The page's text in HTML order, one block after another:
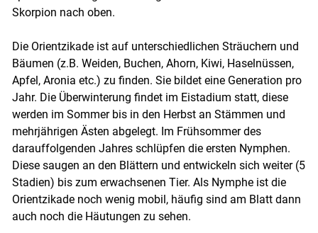
Skorpion nach oben.
Die Orientzikade ist auf unterschiedlichen Sträuchern und
Bäumen (z.B. Weiden, Buchen, Ahorn, Kiwi, Haselnüssen,
Apfel, Aronia etc.) zu finden. Sie bildet eine Generation pro
Jahr. Die Überwinterung findet im Eistadium statt, diese
werden im Sommer bis in den Herbst an Stämmen und
mehrjährigen Ästen abgelegt. Im Frühsommer des
darauffolgenden Jahres schlüpfen die ersten Nymphen.
Diese saugen an den Blättern und entwickeln sich weiter (5
Stadien) bis zum erwachsenen Tier. Als Nymphe ist die
Orientzikade noch wenig mobil, häufig sind am Blatt dann
auch noch die Häutungen zu sehen.